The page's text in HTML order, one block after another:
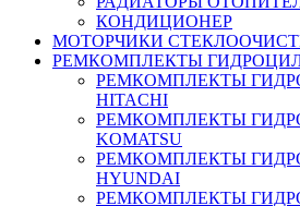
КОНДИЦИОНЕР
МОТОРЧИКИ
РЕМКОМПЛЕКТЫ
РЕМКОМПЛЕКТЫ
HITACHI
РЕМКОМПЛЕКТЫ
KOMATSU
РЕМКОМПЛЕКТЫ
HYUNDAI
РЕМКОМПЛЕКТЫ